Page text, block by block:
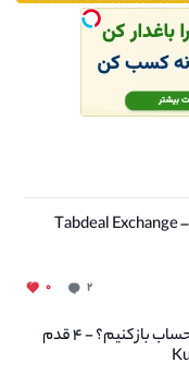
نقد و بررسی صرافی تبدیل – Tabdeal Exchange
۲ ۰
چگونه در صرافی کوکوین حساب باز کنیم؟ - ۴ قدم